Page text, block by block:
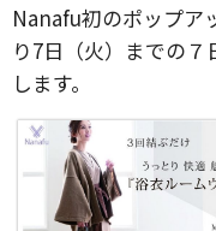
Nanafu初のポップア
り7日（火）までの
します。